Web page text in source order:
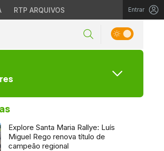
RTP ARQUIVOS Entrar
Explore Santa Maria Rallye: Luís
Miguel Rego renova título de
campeão regional